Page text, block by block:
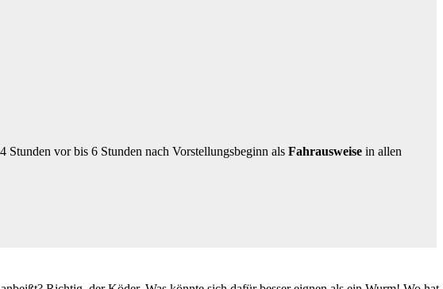
Stunden vor bis 6 Stunden nach Vorstellungsbeginn als Fahrausweise in allen